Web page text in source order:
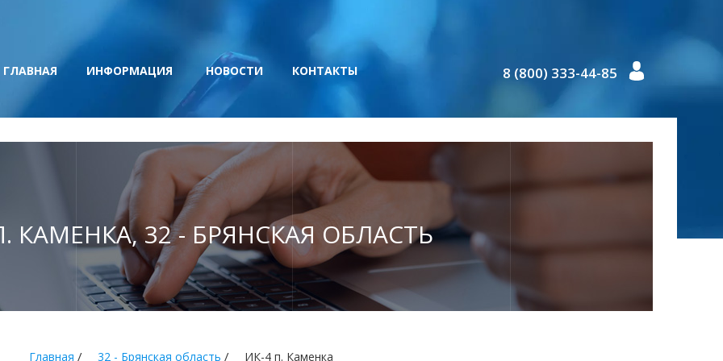
ГЛАВНАЯ ИНФОРМАЦИЯ НОВОСТИ КОНТАКТЫ 8 (800) 333-44-85
КАМЕНКА, 32 - БРЯНСКАЯ ОБЛАСТЬ
Главная / 32 - Брянская область / ИК-4 п. Каменка